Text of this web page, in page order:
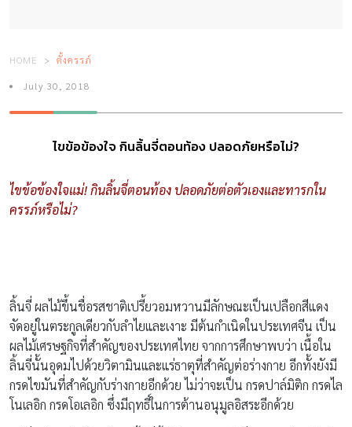
HOME ตั้งครรภ์
July 30, 2018
ไขข้อข้องใจ กินลิ้นจี่ตอนท้อง ปลอดภัยหรือไม่?
ไขข้อข้องใจแม่! กินลิ้นจี่ตอนท้อง ปลอดภัยต่อตัวเองและทารกใน
ครรภ์หรือไม่?
ลิ้นจี่ ผลไม้ขึ้นชื่อรสชาติเปรี้ยวอมหวานมีลักษณะเป็นเปลือกสีแดง
จัดอยู่ในตระกูลเดียวกับลำไยและเงาะ มีต้นกำเนิดในประเทศจีน เป็น
ผลไม้เศรษฐกิจที่สำคัญของประเทศไทย จากการศึกษาพบว่า เนื้อใน
ลิ้นจี่นั้นอุดมไปด้วยวิตามินและแร่ธาตุที่สำคัญต่อร่างกาย อีกทั้งยังมี
กรดไขมันที่สำคัญกับร่างกายอีกด้วย ไม่ว่าจะเป็น กรดปาล์มิติก กรดไล
โนเลอิก กรดโอเลอิก ซึ่งมีฤทธิ์ในการต้านอนุมูลอิสระอีกด้วย